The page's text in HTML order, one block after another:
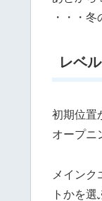
・・・
レベ
初期位置
オープニ
メイン
トかを選